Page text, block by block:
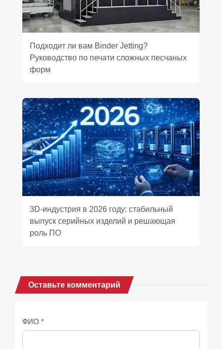
Подходит ли вам Binder Jetting?
Руководство по печати сложных песчаных
форм
3D‑индустрия в 2026 году: стабильный
выпуск серийных изделий и решающая
роль ПО
Оставьте комментарий
ФИО *